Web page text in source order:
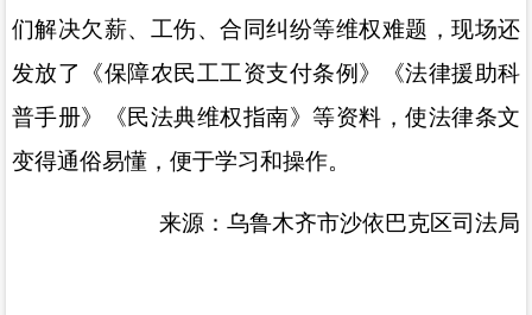
们解决欠薪、工伤、合同纠纷等维权难题，现场还
发放了《保障农民工工资支付条例》《法律援助科
普手册》《民法典维权指南》等资料，使法律条文
变得通俗易懂，便于学习和操作。
来源：乌鲁木齐市沙依巴克区司法局